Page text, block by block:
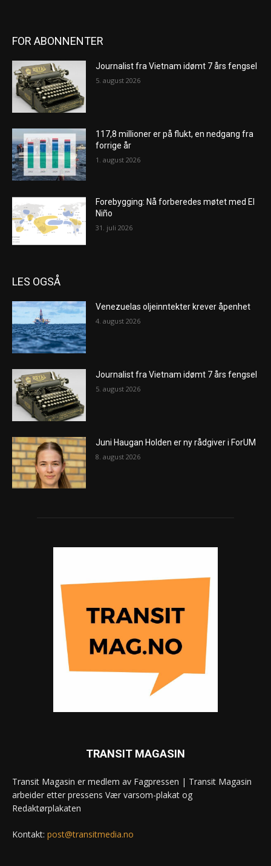
FOR ABONNENTER
Journalist fra Vietnam idømt 7 års fengsel
5. august 2026
117,8 millioner er på flukt, en nedgang fra
forrige år
1. august 2026
Forebygging: Nå forberedes møtet med El
Niño
31. juli 2026
LES OGSÅ
Venezuelas oljeinntekter krever åpenhet
4. august 2026
Journalist fra Vietnam idømt 7 års fengsel
5. august 2026
Juni Haugan Holden er ny rådgiver i ForUM
8. august 2026
TRANSIT MAGASIN
Transit Magasin er medlem av Fagpressen | Transit Magasin
arbeider etter pressens Vær varsom-plakat og
Redaktørplakaten
Kontakt: post@transitmedia.no